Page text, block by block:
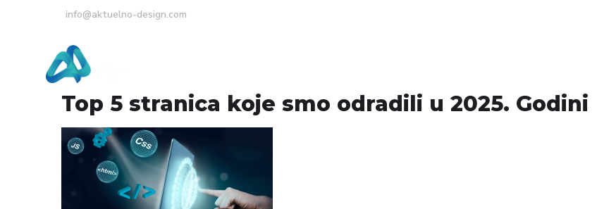
info@aktuelno-design.com
Top 5 stranica koje smo odradili u 2025. Godini